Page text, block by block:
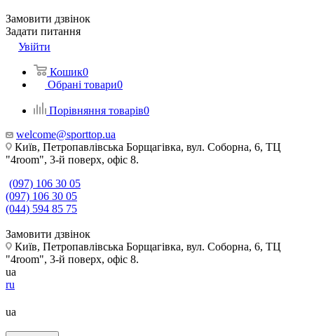
Замовити дзвінок
Задати питання
Увійти
Кошик0
Обрані товари0
Порівняння товарів0
welcome@sporttop.ua
Київ, Петропавлівська Борщагівка, вул. Соборна, 6, ТЦ
"4room", 3-й поверх, офіс 8.
(097) 106 30 05
(097) 106 30 05
(044) 594 85 75
Замовити дзвінок
Київ, Петропавлівська Борщагівка, вул. Соборна, 6, ТЦ
"4room", 3-й поверх, офіс 8.
ua
ru
ua